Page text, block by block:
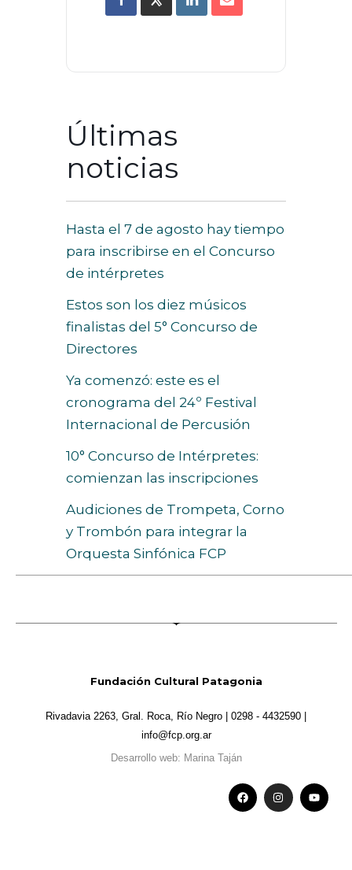
Últimas
noticias
Hasta el 7 de agosto hay tiempo
para inscribirse en el Concurso
de intérpretes
Estos son los diez músicos
finalistas del 5° Concurso de
Directores
Ya comenzó: este es el
cronograma del 24º Festival
Internacional de Percusión
10° Concurso de Intérpretes:
comienzan las inscripciones
Audiciones de Trompeta, Corno
y Trombón para integrar la
Orquesta Sinfónica FCP
Fundación Cultural Patagonia
Rivadavia 2263, Gral. Roca, Río Negro | 0298 - 4432590 |
info@fcp.org.ar
Desarrollo web: Marina Taján
F
a
c
I
n
s
Y
o
u